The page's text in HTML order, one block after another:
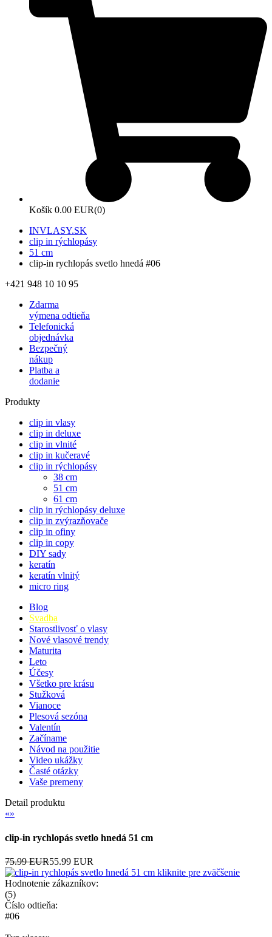
Košík 0.00 EUR(0)
INVLASY.SK
clip in rýchlopásy
51 cm
clip-in rychlopás svetlo hnedá #06
+421 948 10 10 95
Zdarma
výmena odtieňa
Telefonická
objednávka
Bezpečný
nákup
Platba a
dodanie
Produkty
clip in vlasy
clip in deluxe
clip in vlnité
clip in kučeravé
clip in rýchlopásy
38 cm
51 cm
61 cm
clip in rýchlopásy deluxe
clip in zvýrazňovače
clip in ofiny
clip in copy
DIY sady
keratín
keratín vlnitý
micro ring
Blog
Svadba
Starostlivosť o vlasy
Nové vlasové trendy
Maturita
Leto
Účesy
Všetko pre krásu
Stužková
Vianoce
Plesová sezóna
Valentín
Začíname
Návod na použitie
Video ukážky
Časté otázky
Vaše premeny
Detail produktu
«»
clip-in rychlopás svetlo hnedá 51 cm
75.99 EUR55.99 EUR
kliknite pre zväčšenie
Hodnotenie zákazníkov:
(5)
Číslo odtieňa:
#06